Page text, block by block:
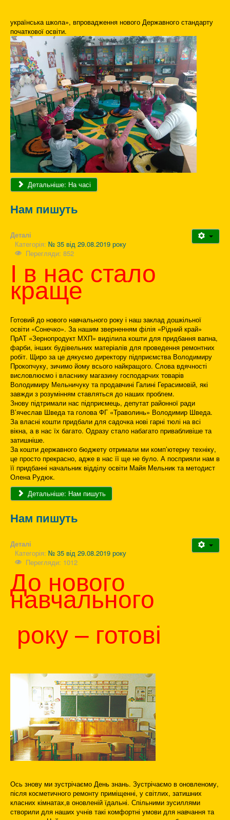
українська школа», впровадження нового Державного стандарту
початкової освіти.
Детальніше: На часі
Нам пишуть
Деталі
Категорія: № 35 від 29.08.2019 року
Перегляди: 852
І в нас стало
краще
Готовий до нового навчального року і наш заклад дошкільної
освіти «Сонечко». За нашим зверненням філія «Рідний край»
ПрАТ «Зернопродукт МХП» виділила кошти для придбання вапна,
фарби, інших будівельних матеріалів для проведення ремонтних
робіт. Щиро за це дякуємо директору підприємства Володимиру
Прокопчуку, зичимо йому всього найкращого. Слова вдячності
висловлюємо і власнику магазину господарчих товарів
Володимиру Мельничуку та продавчині Галині Герасимовій, які
завжди з розумінням ставляться до наших проблем.
Знову підтримали нас підприємець, депутат районної ради
В’ячеслав Шведа та голова ФГ «Траволинь» Володимир Шведа.
За власні кошти придбали для садочка нові гарні тюлі на всі
вікна, а в нас їх багато. Одразу стало набагато привабливіше та
затишніше.
За кошти державного бюджету отримали ми комп’ютерну техніку,
це просто прекрасно, адже в нас її ще не було. А посприяли нам в
її придбанні начальник відділу освіти Майя Мельник та методист
Олена Рудюк.
Детальніше: Нам пишуть
Нам пишуть
Деталі
Категорія: № 35 від 29.08.2019 року
Перегляди: 1012
До нового
навчального
року – готові
Ось знову ми зустрічаємо День знань. Зустрічаємо в оновленому,
після косметичного ремонту приміщенні, у світлих, затишних
класних кімнатах,в оновленій їдальні. Спільними зусиллями
створили для наших учнів такі комфортні умови для навчання та